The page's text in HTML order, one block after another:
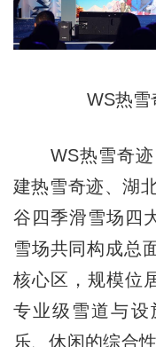
WS热雪
WS热雪奇迹
建热雪奇迹、湖
谷四季滑雪场四
雪场共同构成总
核心区，规模位
专业级雪道与设
乐、休闲的综合